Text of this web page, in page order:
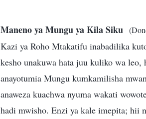
Maneno ya Mungu ya Kila Siku
Kazi ya Roho Mtakatifu inabadilika
kesho unakuwa hata juu kuliko wa
anayotumia Mungu kumkamilisha
anaweza kuachwa nyuma wakati
hadi mwisho. Enzi ya kale imepita; hii